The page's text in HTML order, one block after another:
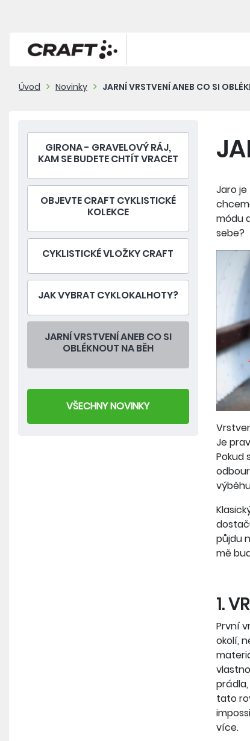
Úvod Novinky JARNÍ VRSTVENÍ ANEB CO SI
GIRONA - GRAVELOVÝ RÁJ,
KAM SE BUDETE CHTÍT VRACET
OBJEVTE CRAFT CYKLISTICKÉ
KOLEKCE
CYKLISTICKÉ VLOŽKY CRAFT
JAK VYBRAT CYKLOKALHOTY?
JARNÍ VRSTVENÍ ANEB CO SI
OBLÉKNOUT NA BĚH
VŠECHNY NOVINKY
Jaro
módu
sebe?
Je
Pokud
půjdu
mě
1.
První
okolí,
tato
více.